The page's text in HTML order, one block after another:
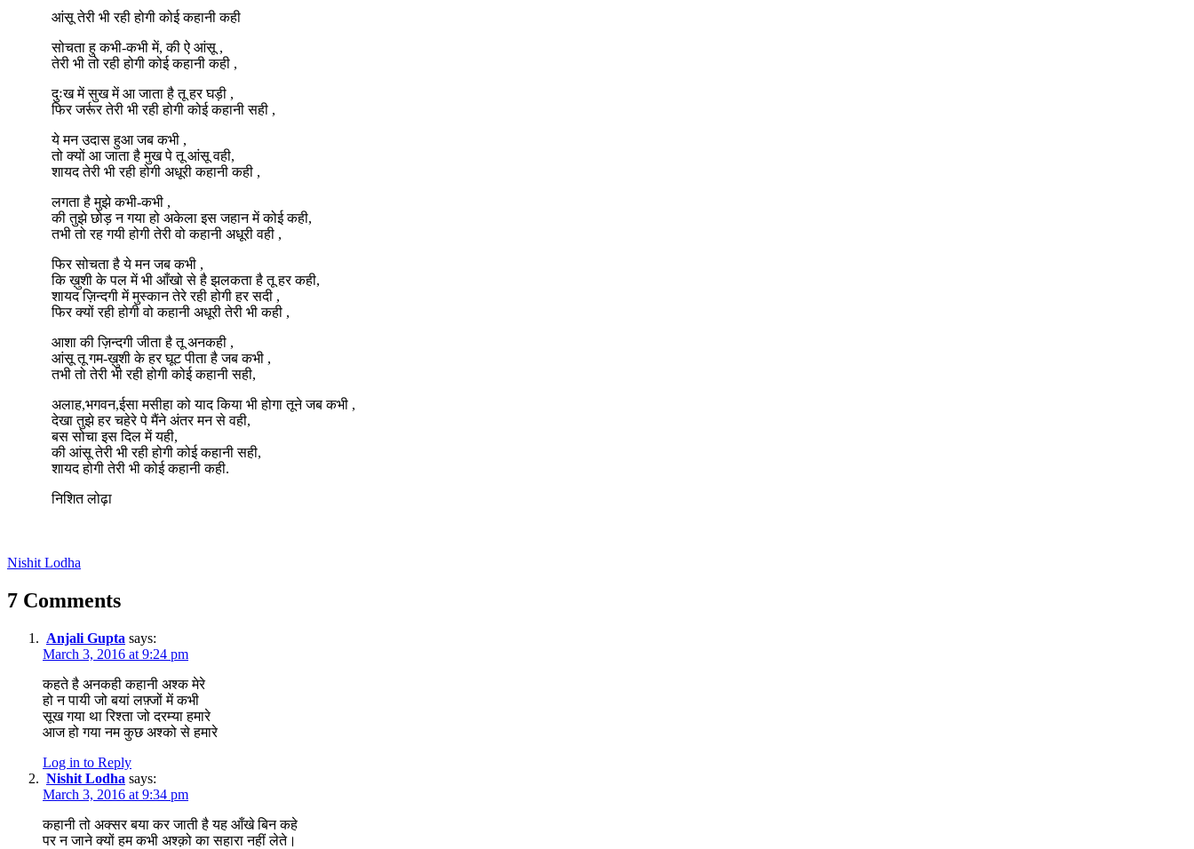
आंसू तेरी भी रही होगी कोई कहानी कही
सोचता हु कभी-कभी में, की ऐ आंसू ,
तेरी भी तो रही होगी कोई कहानी कही ,
दुःख में सुख में आ जाता है तू हर घड़ी ,
फिर जर्रूर तेरी भी रही होगी कोई कहानी सही ,
ये मन उदास हुआ जब कभी ,
तो क्यों आ जाता है मुख पे तू आंसू वही,
शायद तेरी भी रही होगी अधूरी कहानी कही ,
लगता है मुझे कभी-कभी ,
की तुझे छोड़ न गया हो अकेला इस जहान में कोई कही,
तभी तो रह गयी होगी तेरी वो कहानी अधूरी वही ,
फिर सोचता है ये मन जब कभी ,
कि ख़ुशी के पल में भी आँखो से है झलकता है तू हर कही,
शायद ज़िन्दगी में मुस्कान तेरे रही होगी हर सदी ,
फिर क्यों रही होगी वो कहानी अधूरी तेरी भी कही ,
आशा की ज़िन्दगी जीता है तू अनकही ,
आंसू तू गम-ख़ुशी के हर घूट पीता है जब कभी ,
तभी तो तेरी भी रही होगी कोई कहानी सही,
अलाह,भगवन,ईसा मसीहा को याद किया भी होगा तूने जब कभी ,
देखा तुझे हर चहेरे पे मैंने अंतर मन से वही,
बस सोचा इस दिल में यही,
की आंसू तेरी भी रही होगी कोई कहानी सही,
शायद होगी तेरी भी कोई कहानी कही.
निशित लोढ़ा
Nishit Lodha
7 Comments
Anjali Gupta says:
March 3, 2016 at 9:24 pm
कहते है अनकही कहानी अश्क मेरे
हो न पायी जो बयां लफ़्जों में कभी
सूख गया था रिश्ता जो दरम्या हमारे
आज हो गया नम कुछ अश्को से हमारे
Log in to Reply
Nishit Lodha says:
March 3, 2016 at 9:34 pm
कहानी तो अक्सर बया कर जाती है यह आँखे बिन कहे
पर न जाने क्यों हम कभी अश्क़ो का सहारा नहीं लेते।